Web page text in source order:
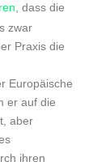
, dass die
zwar
Praxis die
Europäische
er auf die
aber
ihren